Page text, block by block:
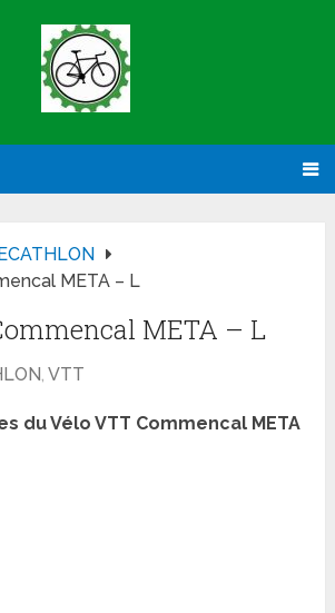
META – L
META – L
,VTT
du Vélo VTT Commencal META